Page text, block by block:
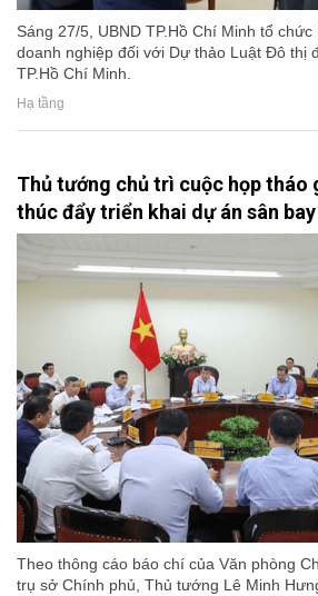
Sáng 27/5, UBND TP.Hồ Chí Minh tổ
doanh nghiệp đối với Dự thảo Luật Đô thị
TP.Hồ Chí Minh.
Hạ tầng
Thủ tướng chủ trì cuộc họp tháo
thúc đẩy triển khai dự án sân
Theo thông cáo báo chí của Văn phòng
trụ sở Chính phủ, Thủ tướng Lê Minh